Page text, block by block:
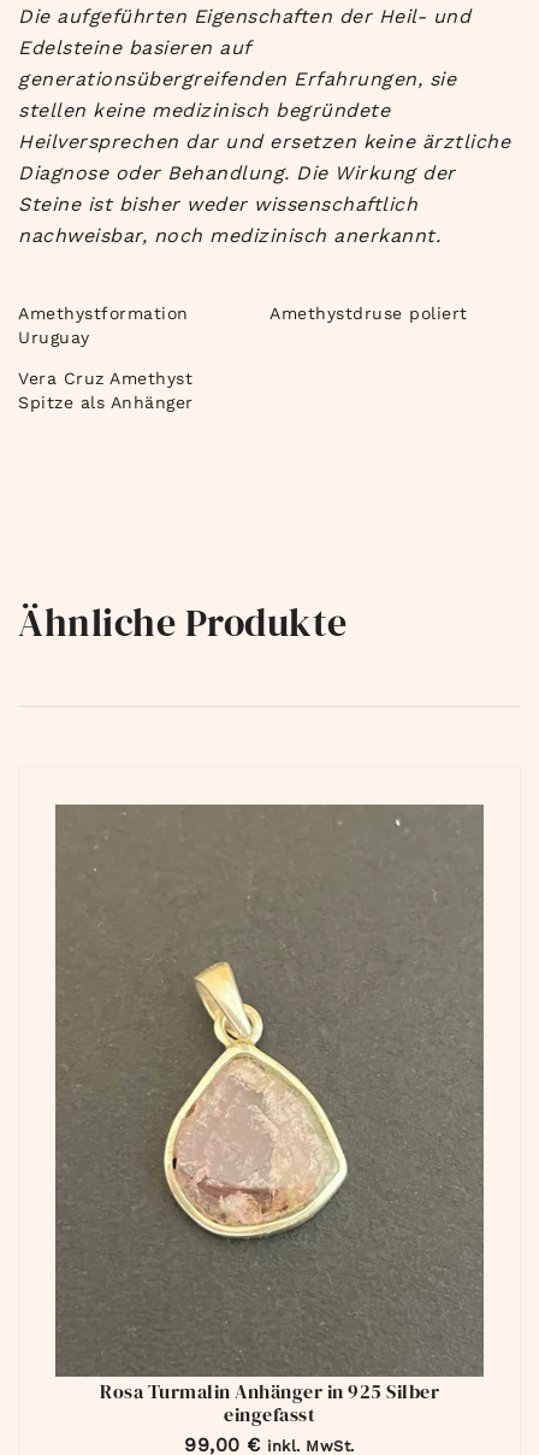
Die aufgeführten Eigenschaften der Heil- und
Edelsteine basieren auf
generationsübergreifenden Erfahrungen, sie
stellen keine medizinisch begründete
Heilversprechen dar und ersetzen keine ärztliche
Diagnose oder Behandlung. Die Wirkung der
Steine ist bisher weder wissenschaftlich
nachweisbar, noch medizinisch anerkannt.
Amethystformation
Uruguay
Amethystdruse poliert
Vera Cruz Amethyst
Spitze als Anhänger
Ähnliche Produkte
Rosa Turmalin Anhänger in 925 Silber
eingefasst
99,00 € inkl. MwSt.